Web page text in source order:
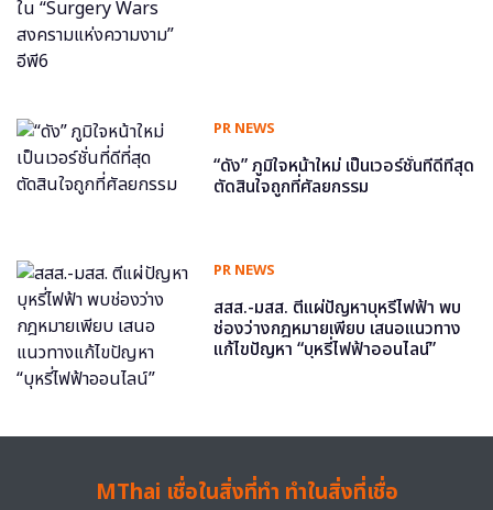
PR NEWS
“ดัง” ภูมิใจหน้าใหม่ เป็นเวอร์ชั่นที่ดีที่สุด
ตัดสินใจถูกที่ศัลยกรรม
PR NEWS
สสส.-มสส. ตีแผ่ปัญหาบุหรี่ไฟฟ้า พบ
ช่องว่างกฎหมายเพียบ เสนอแนวทาง
แก้ไขปัญหา “บุหรี่ไฟฟ้าออนไลน์”
MThai เชื่อในสิ่งที่ทำ ทำในสิ่งที่เชื่อ